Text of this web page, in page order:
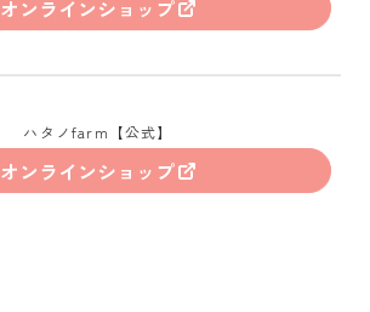
オンラインショップ
ハタノfarm【公式】
オンラインショップ